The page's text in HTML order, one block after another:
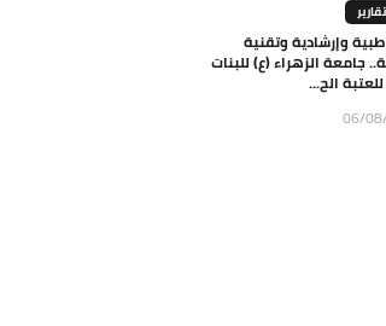
وإرشادية وتقنية
جامعة الزهراء (ع) للبنات
الح...
06/